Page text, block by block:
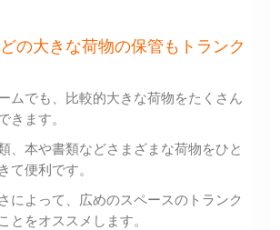
の大きな荷物の保管もトランク
ムでも、比較的大きな荷物をたくさん
きます。
、本や書類などさまざまな荷物をひと
て便利です。
によって、広めのスペースのトランク
とをオススメします。